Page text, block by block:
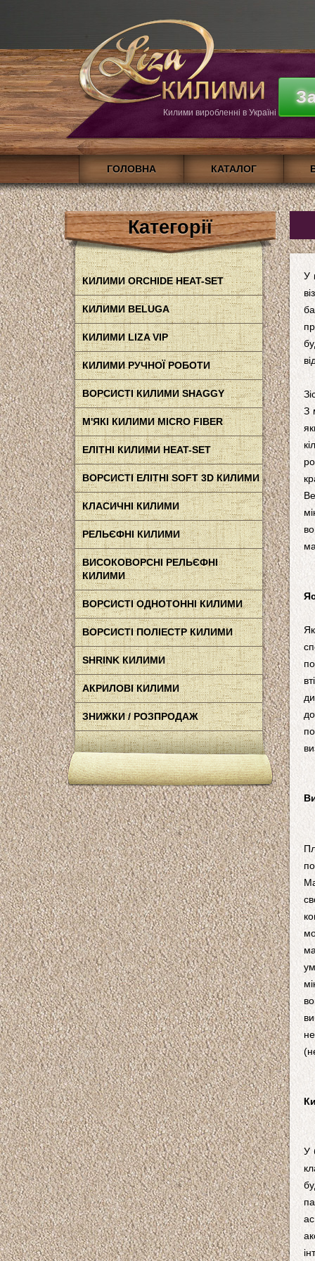
Килими виробленні в Україні
ГОЛОВНА КАТАЛОГ
Категорії
КИЛИМИ ORCHIDE HEAT-SET
КИЛИМИ BELUGA
КИЛИМИ LIZA VIP
КИЛИМИ РУЧНОЇ РОБОТИ
ВОРСИСТІ КИЛИМИ SHAGGY
М'ЯКІ КИЛИМИ MICRO FIBER
ЕЛІТНІ КИЛИМИ HEAT-SET
ВОРСИСТІ ЕЛІТНІ SOFT 3D КИЛИМИ
КЛАСИЧНІ КИЛИМИ
РЕЛЬЄФНІ КИЛИМИ
ВИСОКОВОРСНІ РЕЛЬЄФНІ
КИЛИМИ
ВОРСИСТІ ОДНОТОННІ КИЛИМИ
ВОРСИСТІ ПОЛІЕСТР КИЛИМИ
SHRINK КИЛИМИ
АКРИЛОВІ КИЛИМИ
ЗНИЖКИ / РОЗПРОДАЖ
У
З
У